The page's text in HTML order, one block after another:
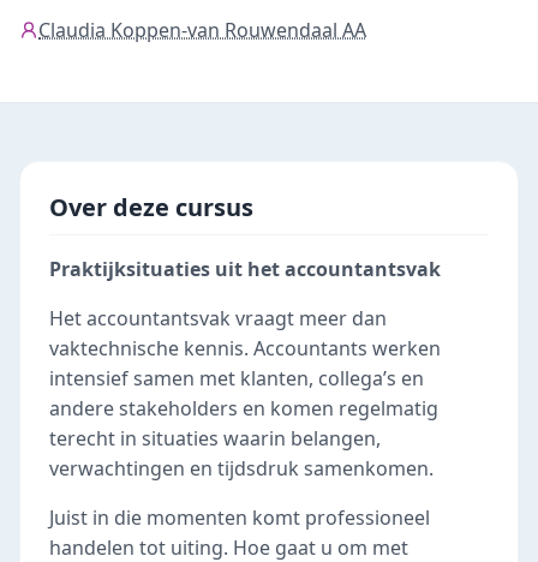
Claudia Koppen-van Rouwendaal AA
Over deze cursus
Praktijksituaties uit het accountantsvak
Het accountantsvak vraagt meer dan
vaktechnische kennis. Accountants werken
intensief samen met klanten, collega’s en
andere stakeholders en komen regelmatig
terecht in situaties waarin belangen,
verwachtingen en tijdsdruk samenkomen.
Juist in die momenten komt professioneel
handelen tot uiting. Hoe gaat u om met